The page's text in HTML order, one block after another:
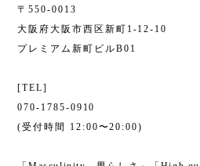
〒550-0013
大阪府大阪市西区新町1-12-10
プレミアム新町ビルB01
[TEL]
070-1785-0910
(受付時間 12:00〜20:00)